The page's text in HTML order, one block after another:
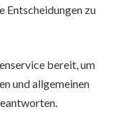
Entscheidungen zu
bereit, um
und allgemeinen